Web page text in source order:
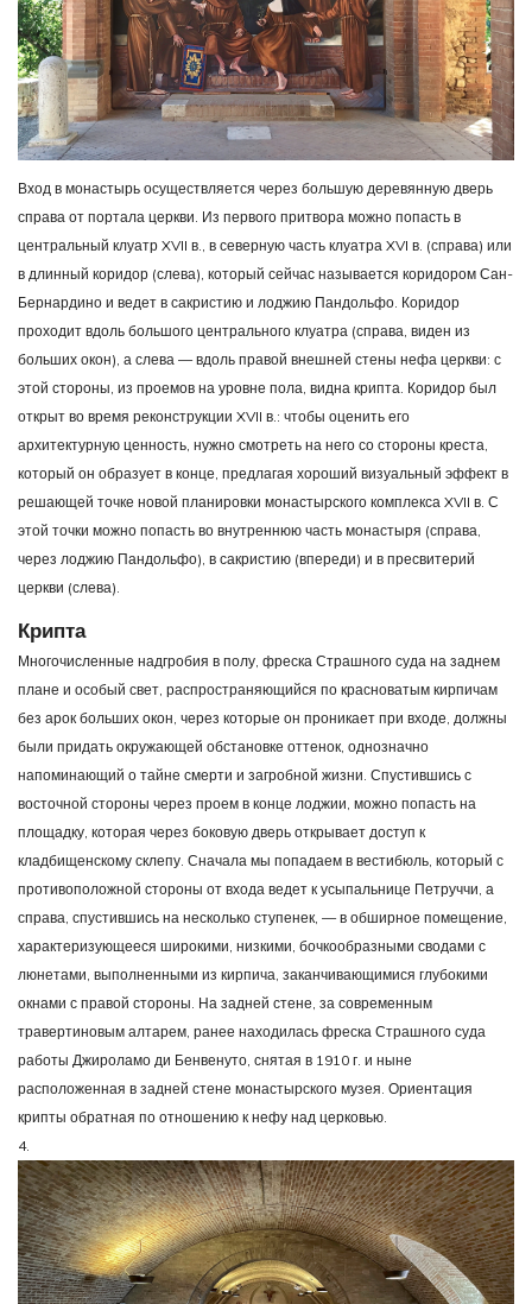
Вход в монастырь осуществляется через большую деревянную дверь
справа от портала церкви. Из первого притвора можно попасть в
центральный клуатр XVII в., в северную часть клуатра XVI в. (справа) или
в длинный коридор (слева), который сейчас называется коридором Сан-
Бернардино и ведет в сакристию и лоджию Пандольфо. Коридор
проходит вдоль большого центрального клуатра (справа, виден из
больших окон), а слева — вдоль правой внешней стены нефа церкви: с
этой стороны, из проемов на уровне пола, видна крипта. Коридор был
открыт во время реконструкции XVII в.: чтобы оценить его
архитектурную ценность, нужно смотреть на него со стороны креста,
который он образует в конце, предлагая хороший визуальный эффект в
решающей точке новой планировки монастырского комплекса XVII в. С
этой точки можно попасть во внутреннюю часть монастыря (справа,
через лоджию Пандольфо), в сакристию (впереди) и в пресвитерий
церкви (слева).
Крипта
Многочисленные надгробия в полу, фреска Страшного суда на заднем
плане и особый свет, распространяющийся по красноватым кирпичам
без арок больших окон, через которые он проникает при входе, должны
были придать окружающей обстановке оттенок, однозначно
напоминающий о тайне смерти и загробной жизни. Спустившись с
восточной стороны через проем в конце лоджии, можно попасть на
площадку, которая через боковую дверь открывает доступ к
кладбищенскому склепу. Сначала мы попадаем в вестибюль, который с
противоположной стороны от входа ведет к усыпальнице Петруччи, а
справа, спустившись на несколько ступенек, — в обширное помещение,
характеризующееся широкими, низкими, бочкообразными сводами с
люнетами, выполненными из кирпича, заканчивающимися глубокими
окнами с правой стороны. На задней стене, за современным
травертиновым алтарем, ранее находилась фреска Страшного суда
работы Джироламо ди Бенвенуто, снятая в 1910 г. и ныне
расположенная в задней стене монастырского музея. Ориентация
крипты обратная по отношению к нефу над церковью.
4.